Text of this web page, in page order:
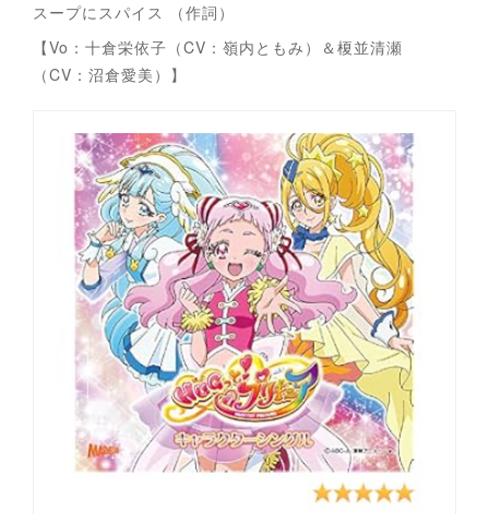
スープにスパイス （作詞）
【Vo：十倉栄依子（CV：嶺内ともみ）＆榎並清瀬
（CV：沼倉愛美）】